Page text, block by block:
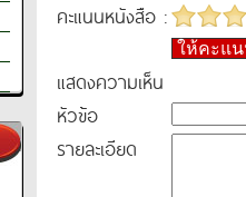
คะแนนหนังสือ :
ให้คะแ
แสดงความเห็น
หัวข้อ
รายละเอียด